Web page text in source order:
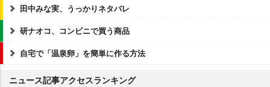
田中みな実、うっかりネタバレ
研ナオコ、コンビニで買う商品
自宅で「温泉卵」を簡単に作る方法
ニュース記事アクセスランキング